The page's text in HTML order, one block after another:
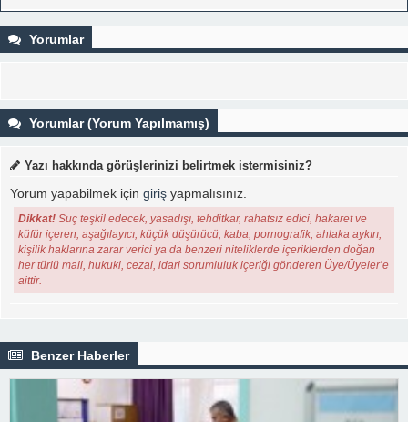
Yorumlar
Yorumlar (Yorum Yapılmamış)
Yazı hakkında görüşlerinizi belirtmek istermisiniz?
Yorum yapabilmek için giriş yapmalısınız.
Dikkat! Suç teşkil edecek, yasadışı, tehditkar, rahatsız edici, hakaret ve
küfür içeren, aşağılayıcı, küçük düşürücü, kaba, pornografik, ahlaka aykırı,
kişilik haklarına zarar verici ya da benzeri niteliklerde içeriklerden doğan
her türlü mali, hukuki, cezai, idari sorumluluk içeriği gönderen Üye/Üyeler’e
aittir.
Benzer Haberler